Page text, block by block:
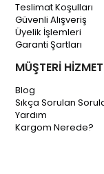
Teslimat Koşulları
Güvenli Alışveriş
Üyelik İşlemleri
Garanti Şartları
MÜŞTERİ
Blog
Sıkça Sorulan
Yardım
Kargom Nerede?